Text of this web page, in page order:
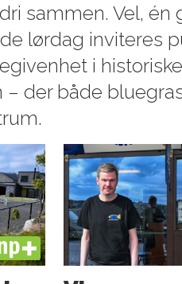
sammen. Vel, én
lørdag inviteres
i
– der både
PLUS